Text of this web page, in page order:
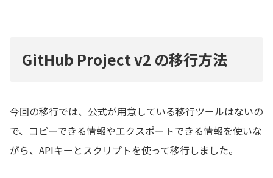
GitHub Project v2 の移行方法
今回の移行では、公式が用意している移行ツールはないの
で、コピーできる情報やエクスポートできる情報を使いな
がら、APIキーとスクリプトを使って移行しました。